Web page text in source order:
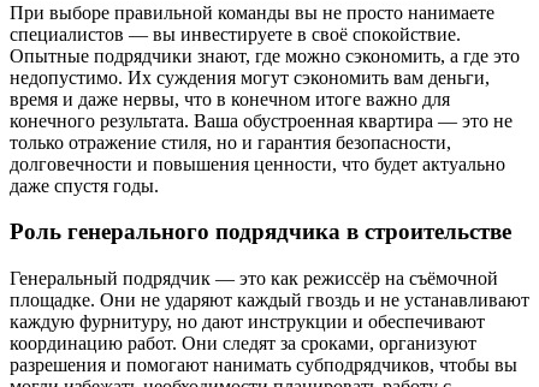
При выборе правильной команды вы не просто нанимаете
специалистов — вы инвестируете в своё спокойствие.
Опытные подрядчики знают, где можно сэкономить, а где это
недопустимо. Их суждения могут сэкономить вам деньги,
время и даже нервы, что в конечном итоге важно для
конечного результата. Ваша обустроенная квартира — это не
только отражение стиля, но и гарантия безопасности,
долговечности и повышения ценности, что будет актуально
даже спустя годы.
Роль генерального подрядчика в строительстве
Генеральный подрядчик — это как режиссёр на съёмочной
площадке. Они не ударяют каждый гвоздь и не устанавливают
каждую фурнитуру, но дают инструкции и обеспечивают
координацию работ. Они следят за сроками, организуют
разрешения и помогают нанимать субподрядчиков, чтобы вы